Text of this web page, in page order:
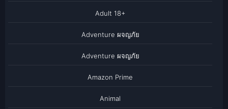
Adult 18+
Adventure ผจญภัย
Adventure ผจญภัย
Amazon Prime
Animal